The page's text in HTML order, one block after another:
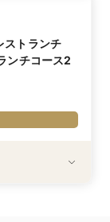
円プレゼン
試食を楽しめる
よりご予約くだ
ストランチ
ンチコース2